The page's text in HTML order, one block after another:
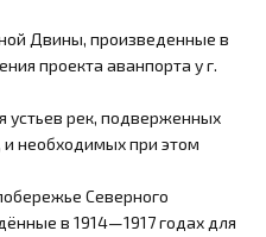
Двины, произведенные в
проекта аванпорта у г.
устьев рек, подверженных
необходимых при этом
Северного
в 1914—1917 годах для